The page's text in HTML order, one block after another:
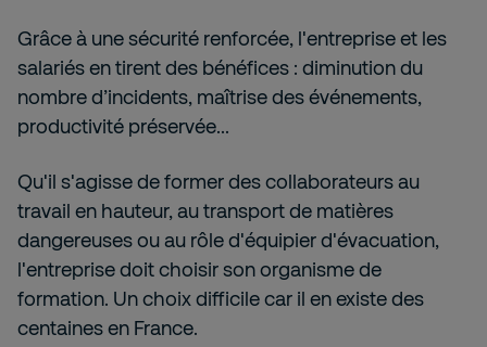
Grâce à une sécurité renforcée, l'entreprise et les
salariés en tirent des bénéfices : diminution du
nombre d’incidents, maîtrise des événements,
productivité préservée...
Qu'il s'agisse de former des collaborateurs au
travail en hauteur, au transport de matières
dangereuses ou au rôle d'équipier d'évacuation,
l'entreprise doit choisir son organisme de
formation. Un choix difficile car il en existe des
centaines en France.